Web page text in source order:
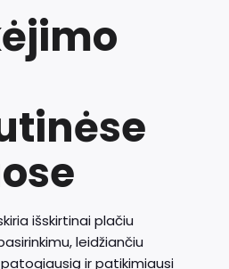
išskirtinai plačiu
leidžiančiu
ir patikimiausi